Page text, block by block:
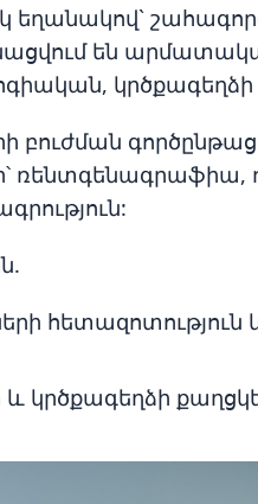
են
բուժման
կրծքագեղձի